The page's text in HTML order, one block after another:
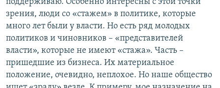
поддерживаю. Особенно интересны с этой точки
зрения, люди со «стажем» в политике, которые
много лет были у власти. Но есть ряд молодых
политиков и чиновников – «представителей
власти», которые не имеют «стажа». Часть –
пришедшие из бизнеса. Их материальное
положение, очевидно, неплохое. Но наше общество